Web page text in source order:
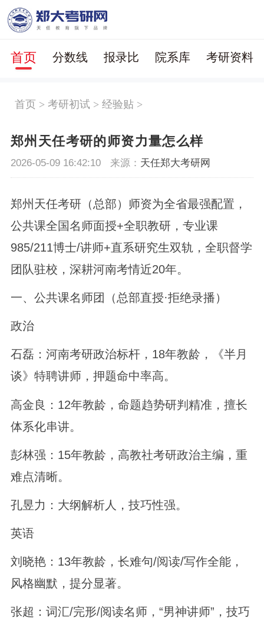
首页 分数线 报录比 院系库 考研资料
首页 > 考研初试 > 经验贴>
郑州天任考研的师资力量怎么样
2026-05-09 16:42:10 来源： 天任郑大考研网
郑州天任考研（总部）师资为全省最强配置，
公共课全国名师面授+全职教研，专业课
985/211博士/讲师+直系研究生双轨，全职督学
团队驻校，深耕河南考情近20年。
一、公共课名师团（总部直授·拒绝录播）
政治
石磊：河南考研政治标杆，18年教龄，《半月
谈》特聘讲师，押题命中率高。
高金良：12年教龄，命题趋势研判精准，擅长
体系化串讲。
彭林强：15年教龄，高教社考研政治主编，重
难点清晰。
孔昱力：大纲解析人，技巧性强。
英语
刘晓艳：13年教龄，长难句/阅读/写作全能，
风格幽默，提分显著。
张超：词汇/完形/阅读名师，“男神讲师”，技巧